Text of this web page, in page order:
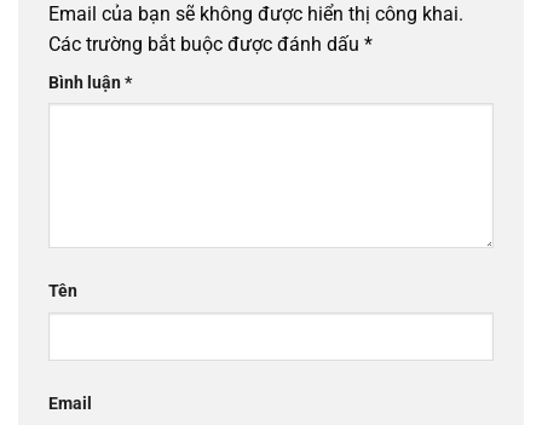
Email của bạn sẽ không được hiển thị công khai.
Các trường bắt buộc được đánh dấu *
Bình luận*
Tên
Email